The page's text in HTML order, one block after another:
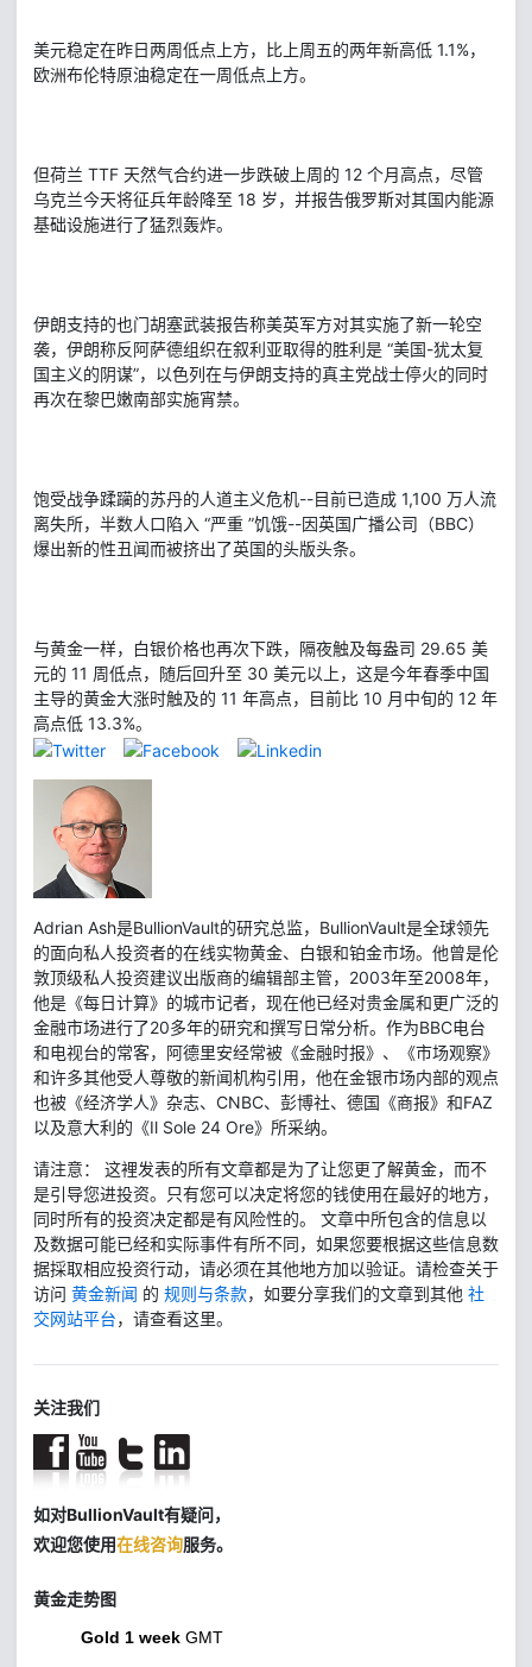
美元稳定在昨日两周低点上方，比上周五的两年新高低 1.1%，
欧洲布伦特原油稳定在一周低点上方。
但荷兰 TTF 天然气合约进一步跌破上周的 12 个月高点，尽管
乌克兰今天将征兵年龄降至 18 岁，并报告俄罗斯对其国内能源
基础设施进行了猛烈轰炸。
伊朗支持的也门胡塞武装报告称美英军方对其实施了新一轮空
袭，伊朗称反阿萨德组织在叙利亚取得的胜利是 “美国-犹太复
国主义的阴谋”，以色列在与伊朗支持的真主党战士停火的同时
再次在黎巴嫩南部实施宵禁。
饱受战争蹂躏的苏丹的人道主义危机--目前已造成 1,100 万人流
离失所，半数人口陷入 “严重 ”饥饿--因英国广播公司（BBC）
爆出新的性丑闻而被挤出了英国的头版头条。
与黄金一样，白银价格也再次下跌，隔夜触及每盎司 29.65 美
元的 11 周低点，随后回升至 30 美元以上，这是今年春季中国
主导的黄金大涨时触及的 11 年高点，目前比 10 月中旬的 12 年
高点低 13.3%。
Adrian Ash是BullionVault的研究总监，BullionVault是全球领先
的面向私人投资者的在线实物黄金、白银和铂金市场。他曾是伦
敦顶级私人投资建议出版商的编辑部主管，2003年至2008年，
他是《每日计算》的城市记者，现在他已经对贵金属和更广泛的
金融市场进行了20多年的研究和撰写日常分析。作为BBC电台
和电视台的常客，阿德里安经常被《金融时报》、《市场观察》
和许多其他受人尊敬的新闻机构引用，他在金银市场内部的观点
也被《经济学人》杂志、CNBC、彭博社、德国《商报》和FAZ
以及意大利的《Il Sole 24 Ore》所采纳。
请注意： 这裡发表的所有文章都是为了让您更了解黄金，而不
是引导您进投资。只有您可以决定将您的钱使用在最好的地方，
同时所有的投资决定都是有风险性的。 文章中所包含的信息以
及数据可能已经和实际事件有所不同，如果您要根据这些信息数
据採取相应投资行动，请必须在其他地方加以验证。请检查关于
访问 黄金新闻 的 规则与条款，如要分享我们的文章到其他 社
交网站平台，请查看这里。
关注我们
如对BullionVault有疑问，
欢迎您使用在线咨询服务。
黄金走势图
Gold 1 week GMT